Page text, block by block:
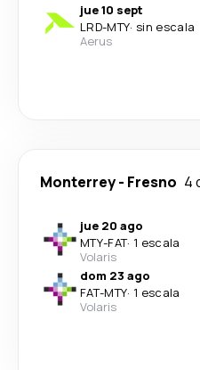
jue 10 sept
LRD-MTY· sin escala
Aerus
Monterrey- Fresno 4
jue 20 ago
MTY-FAT· 1 escala
Volaris
dom 23 ago
FAT-MTY· 1 escala
Volaris